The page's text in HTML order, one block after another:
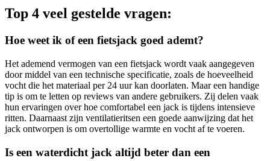
Top 4 veel gestelde vragen:
Hoe weet ik of een fietsjack goed ademt?
Het ademend vermogen van een fietsjack wordt vaak aangegeven
door middel van een technische specificatie, zoals de hoeveelheid
vocht die het materiaal per 24 uur kan doorlaten. Maar een handige
tip is om te letten op reviews van andere gebruikers. Zij delen vaak
hun ervaringen over hoe comfortabel een jack is tijdens intensieve
ritten. Daarnaast zijn ventilatieritsen een goede aanwijzing dat het
jack ontworpen is om overtollige warmte en vocht af te voeren.
Is een waterdicht jack altijd beter dan een